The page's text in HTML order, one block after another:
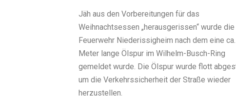
Jäh aus den Vorbereitungen für das
Weihnachtsessen „herausgerissen“ wurde die
Feuerwehr Niederissigheim nach dem eine
Meter lange Ölspur im Wilhelm-Busch-Ring
gemeldet wurde. Die Ölspur wurde flott
um die Verkehrssicherheit der Straße wieder
herzustellen.